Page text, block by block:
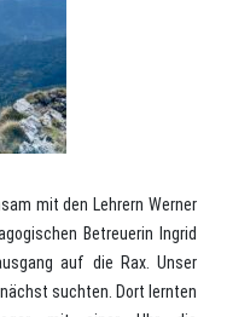
mit den Lehrern Werner
Betreuerin Ingrid
auf die Rax. Unser
suchten. Dort lernten